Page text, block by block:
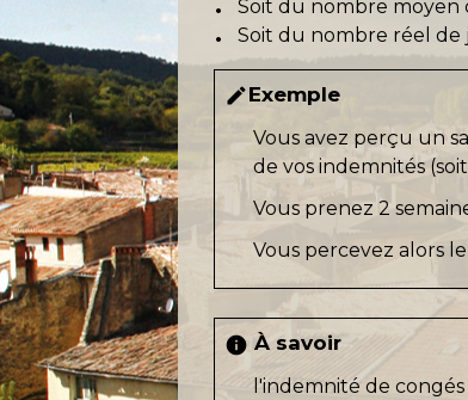
Soit du nombre moyen
Soit du nombre réel de
editExemple
Vous avez perçu un
de vos indemnités (soit
Vous prenez 2
Vous percevez alors
info À savoir
l'indemnité de